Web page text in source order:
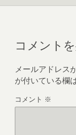
コメント
メールアドレス
が付いている欄
コメント ※